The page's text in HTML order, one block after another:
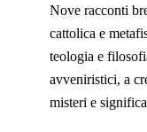
Nove racconti
cattolica e
teologia e
avveniristici, a
misteri e